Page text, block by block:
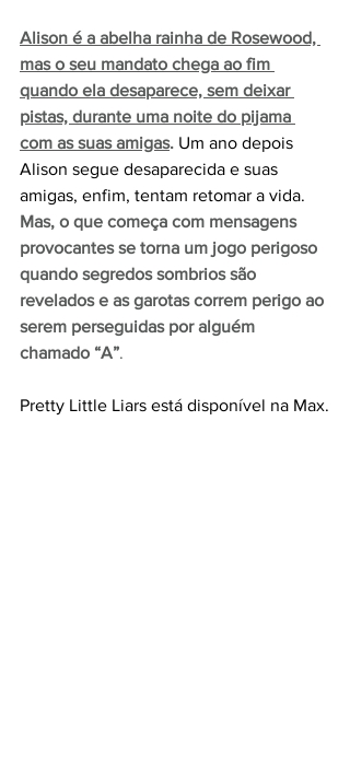
Alison é a abelha rainha de Rosewood,
mas o seu mandato chega ao fim
quando ela desaparece, sem deixar
pistas, durante uma noite do pijama
com as suas amigas. Um ano depois
Alison segue desaparecida e suas
amigas, enfim, tentam retomar a vida.
Mas, o que começa com mensagens
provocantes se torna um jogo perigoso
quando segredos sombrios são
revelados e as garotas correm perigo ao
serem perseguidas por alguém
chamado “A”.
Pretty Little Liars está disponível na Max.